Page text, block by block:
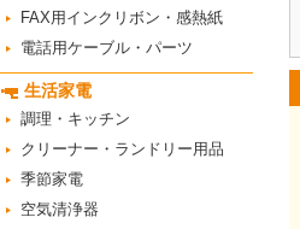
FAX用インクリボン・感熱紙
電話用ケーブル・パーツ
生活家電
調理・キッチン
クリーナー・ランドリー用品
季節家電
空気清浄器